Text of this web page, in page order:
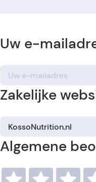
Uw e-
Zakelijke
Algemene